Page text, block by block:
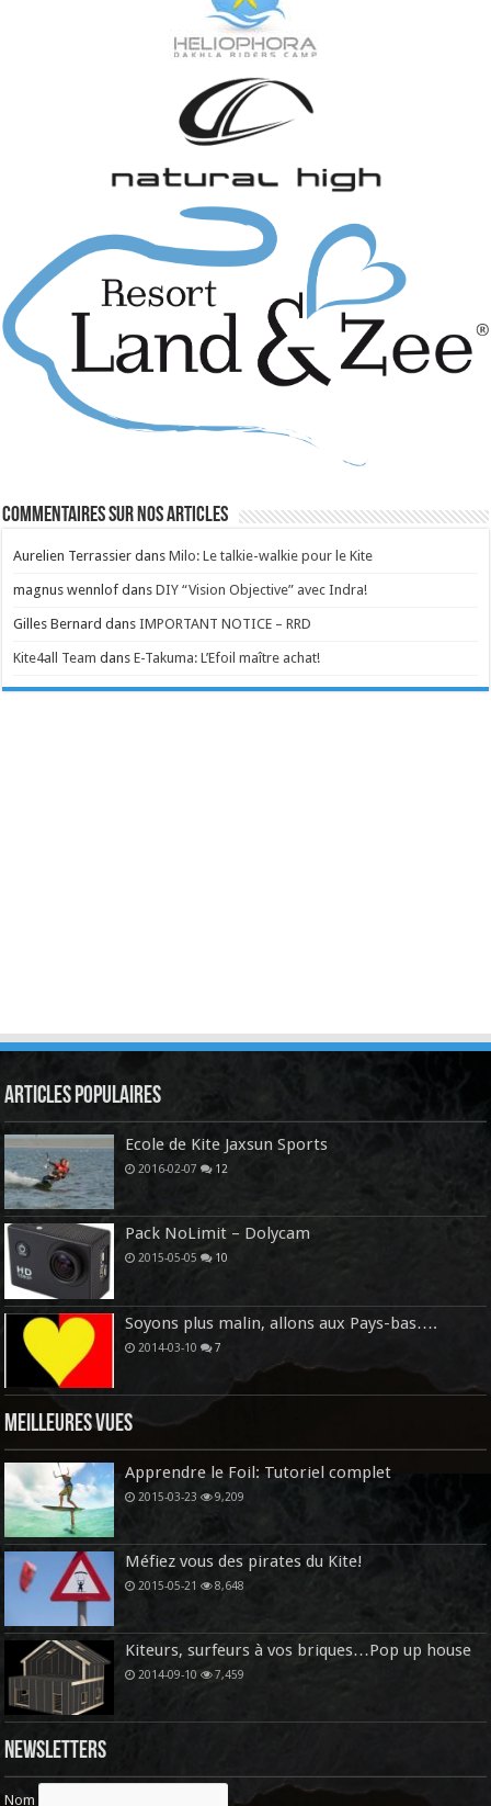
Commentaires sur nos articles
Aurelien Terrassier dansMilo: Le talkie-walkie pour le Kite
magnus wennlof dansDIY “Vision Objective” avec Indra!
Gilles Bernard dansIMPORTANT NOTICE – RRD
Kite4all Team dansE-Takuma: L’Efoil maître achat!
Articles Populaires
Ecole de Kite Jaxsun Sports
2016-02-07 12
Pack NoLimit – Dolycam
2015-05-05 10
Soyons plus malin, allons aux Pays-bas….
2014-03-10 7
Meilleures vues
Apprendre le Foil: Tutoriel complet
2015-03-23 9,209
Méfiez vous des pirates du Kite!
2015-05-21 8,648
Kiteurs, surfeurs à vos briques…Pop up house
2014-09-10 7,459
Newsletters
Nom